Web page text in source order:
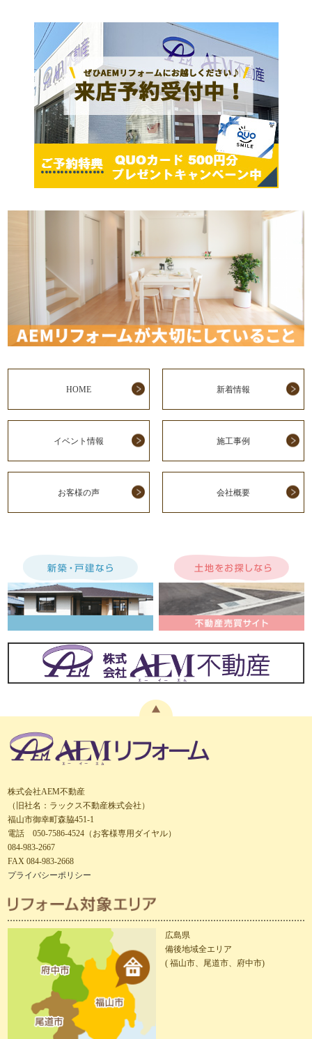
HOME 新着情報
イベント情報 施工事例
お客様の声 会社概要
株式会社AEM不動産
（旧社名：ラックス不動産株式会社）
福山市御幸町森脇451-1
電話 050-7586-4524（お客様専用ダイヤル）
084-983-2667
FAX 084-983-2668
プライバシーポリシー
広島県
備後地域全エリア
( 福山市、尾道市、府中市)